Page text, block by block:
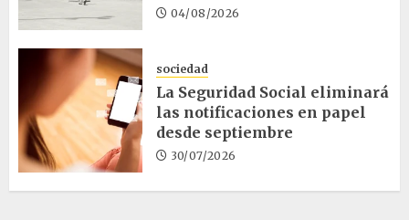
04/08/2026
sociedad
La Seguridad Social eliminará
las notificaciones en papel
desde septiembre
30/07/2026